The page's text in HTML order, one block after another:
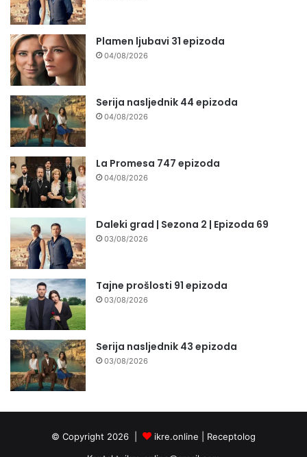
Plamen ljubavi 31 epizoda
04/08/2026
Serija nasljednik 44 epizoda
04/08/2026
La Promesa 747 epizoda
04/08/2026
Daleki grad | Sezona 2 | Epizoda 69
03/08/2026
Tajne prošlosti 91 epizoda
03/08/2026
Serija nasljednik 43 epizoda
03/08/2026
© Copyright 2026 | ikre.online | Receptolog